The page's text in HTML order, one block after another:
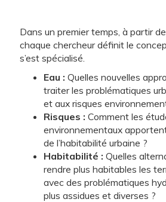
Dans un premier temps, à partir
chaque chercheur définit le
s’est spécialisé.
Eau : Quelles nouvelles
traiter les problématiques
et aux risques
Risques : Comment les
environnementaux
de l’habitabilité urbaine ?
Habitabilité : Quelles
rendre plus habitables les
avec des problématiques
plus assidues et diverses ?